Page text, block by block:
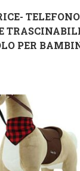
TELEFONO
PER